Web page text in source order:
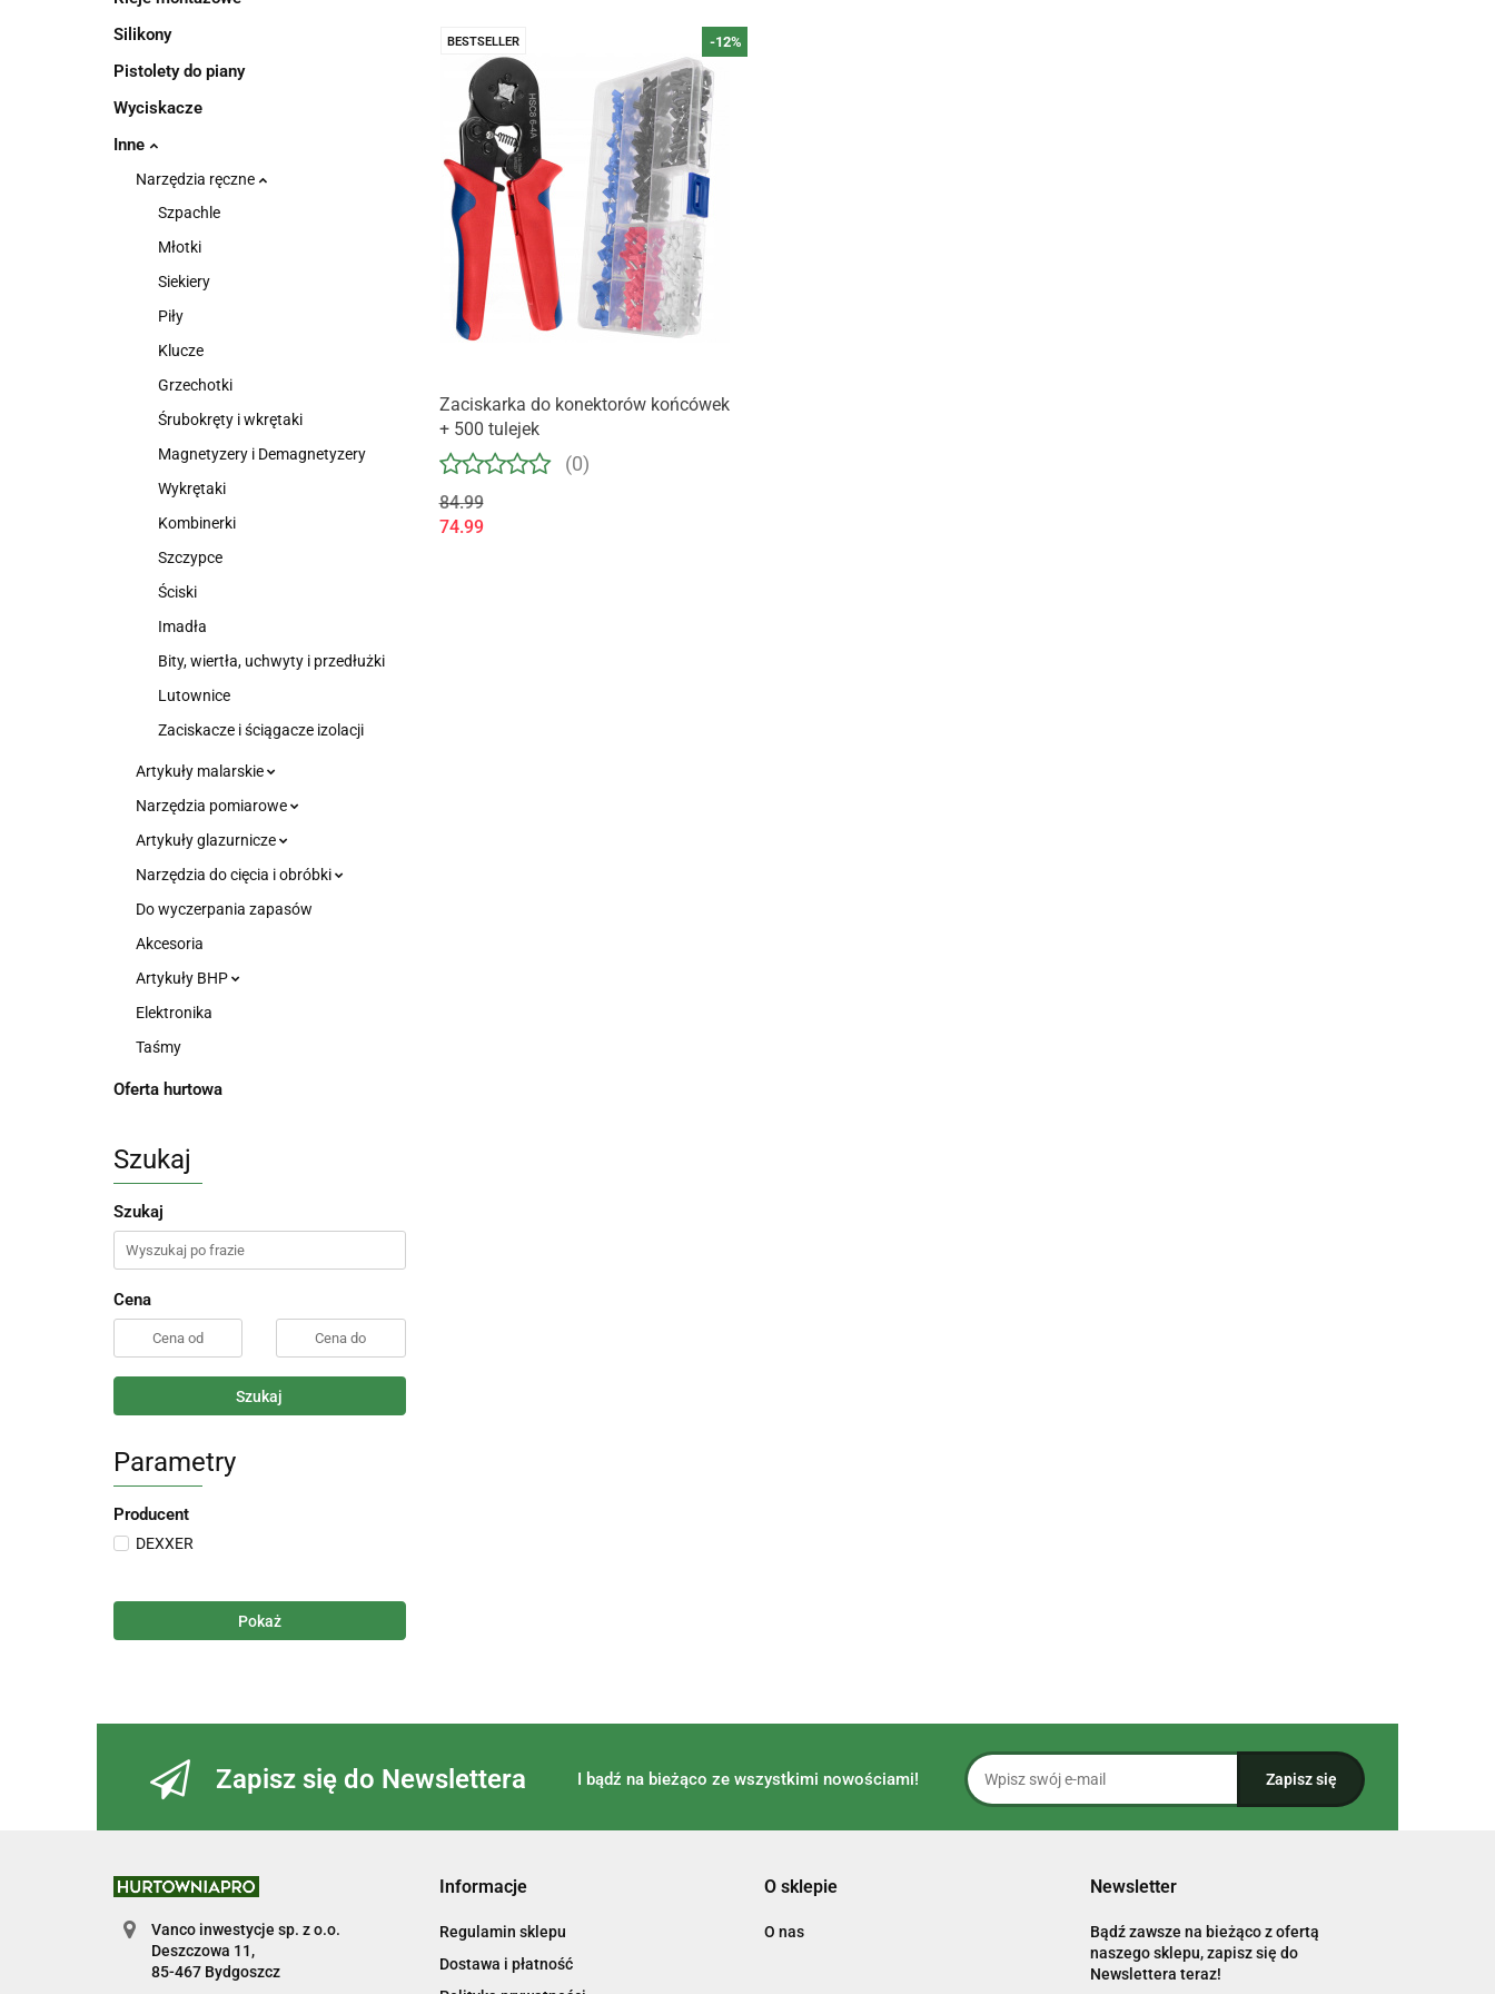
Silikony
Pistolety do piany
Wyciskacze
Inne
Narzędzia ręczne
Szpachle
Młotki
Siekiery
Piły
Klucze
Grzechotki
Śrubokręty i wkrętaki
Magnetyzery i Demagnetyzery
Wykrętaki
Kombinerki
Szczypce
Ściski
Imadła
Bity, wiertła, uchwyty i przedłużki
Lutownice
Zaciskacze i ściągacze izolacji
Artykuły malarskie
Narzędzia pomiarowe
Artykuły glazurnicze
Narzędzia do cięcia i obróbki
Do wyczerpania zapasów
Akcesoria
Artykuły BHP
Elektronika
Taśmy
Oferta hurtowa
Szukaj
Szukaj
Cena
Szukaj
Parametry
Producent
DEXXER
Pokaż
BESTSELLER
Produkt niedostępny
Zaciskarka do konektorów końcówek
+ 500 tulejek
(0)
84.99
-12%
74.99
Zapisz się do Newslettera I bądź na bieżąco ze wszystkimi nowościami!
Vanco inwestycje sp. z o.o.
Deszczowa 11,
85-467 Bydgoszcz
Informacje
Regulamin sklepu
Dostawa i płatność
O sklepie
O nas
Newsletter
Bądź zawsze na bieżąco z ofertą
naszego sklepu, zapisz się do
Newslettera teraz!